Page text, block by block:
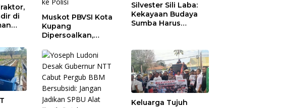
di
Muskot PBVSI Kota
Kupang
Dipersoalkan,
Laporkan Empat
Orang ke Polisi
Silvester Sili Laba:
Kekayaan Budaya
Sumba Harus
Keluarga Tujuh